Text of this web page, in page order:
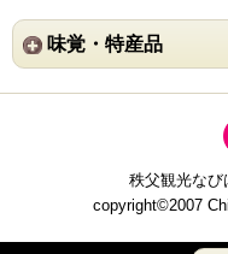
味覚・特産品
秩父観光なび
copyright©2007